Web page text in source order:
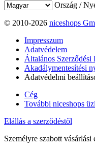
Ország /
© 2010-2026 niceshops
Impresszum
Adatvédelem
Általános Szerződési
Akadálymentesítési
Adatvédelmi
Cég
További niceshops
Elállás a szerződéstől
Személyre szabott vásárlási